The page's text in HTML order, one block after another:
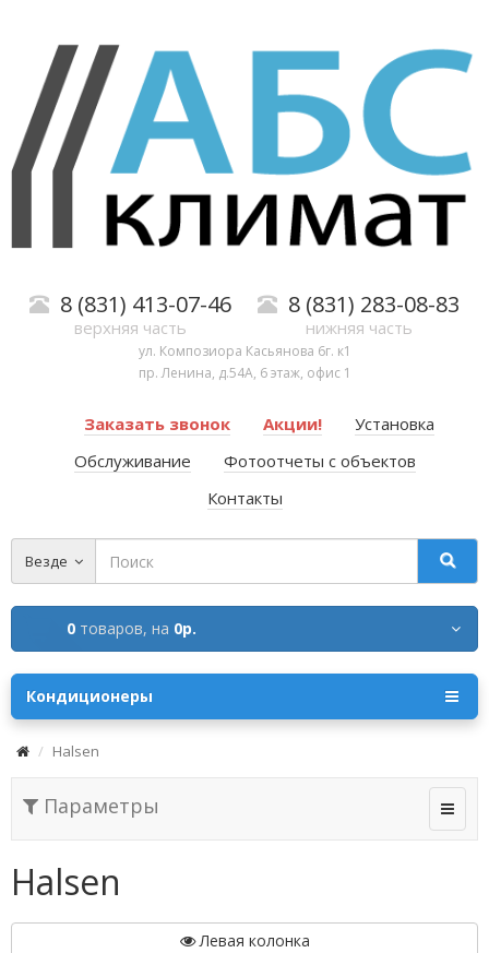
8 (831) 413-07-46
верхняя часть
8 (831) 283-08-83
нижняя часть
ул. Композиора Касьянова 6г. к1
пр. Ленина, д.54А, 6 этаж, офис 1
Заказать звонок Акции!
Установка
Обслуживание
Фотоотчеты с объектов
Контакты
Везде
0 товаров, на 0р.
Кондиционеры
Halsen
Параметры
Halsen
Левая колонка